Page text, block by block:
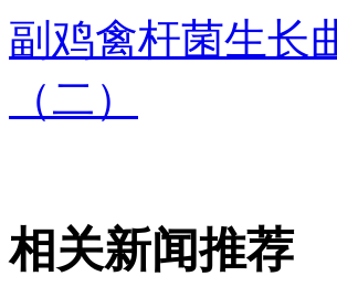
副鸡禽杆菌生长
（二）
相关新闻推荐